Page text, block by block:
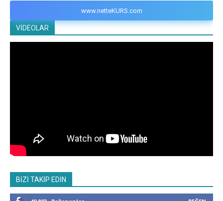
www.netteKURS.com
VİDEOLAR
BİZİ TAKİP EDİN